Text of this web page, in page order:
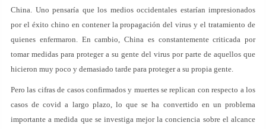
China. Uno pensaría que los medios occidentales estarían impresionados
por el éxito chino en contener la propagación del virus y el tratamiento de
quienes enfermaron. En cambio, China es constantemente criticada por
tomar medidas para proteger a su gente del virus por parte de aquellos que
hicieron muy poco y demasiado tarde para proteger a su propia gente.
Pero las cifras de casos confirmados y muertes se replican con respecto a los
casos de covid a largo plazo, lo que se ha convertido en un problema
importante a medida que se investiga mejor la conciencia sobre el alcance